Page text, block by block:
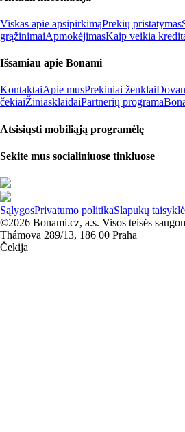
Viskas apie apsipirkimąPrekių pristatymas
grąžinimaiApmokėjimasKaip veikia
Išsamiau apie Bonami
KontaktaiApie musPrekiniai ženklai
čekiaiŽiniasklaidaiPartnerių programa
Atsisiųsti mobiliąją programėlę
Sekite mus socialiniuose tinkluose
SąlygosPrivatumo politikaSlapukų
©2026 Bonami.cz, a.s. Visos teisės
Thámova 289/13, 186 00 Praha
Čekija